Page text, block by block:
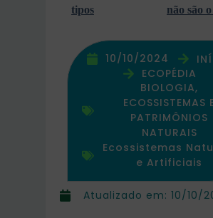
Atualizado em: 10/10/
tipos
não são
10/10/2024
ECOPÉDIA
BIOLOGIA,
ECOSSISTEMAS
PATRIMÔNIOS
NATURAIS
Ecossistemas
e Artificiais